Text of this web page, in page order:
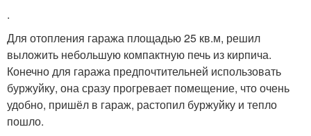
.
Для отопления гаража площадью 25 кв.м, решил
выложить небольшую компактную печь из кирпича.
Конечно для гаража предпочтительней использовать
буржуйку, она сразу прогревает помещение, что очень
удобно, пришёл в гараж, растопил буржуйку и тепло
пошло.